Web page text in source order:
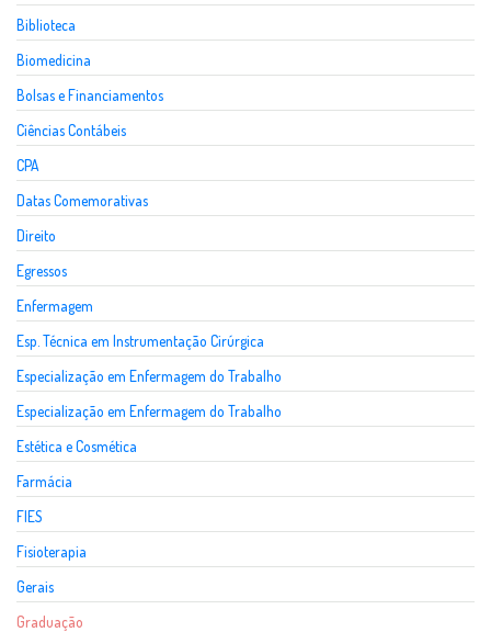
Biblioteca
Biomedicina
Bolsas e Financiamentos
Ciências Contábeis
CPA
Datas Comemorativas
Direito
Egressos
Enfermagem
Esp. Técnica em Instrumentação Cirúrgica
Especialização em Enfermagem do Trabalho
Especialização em Enfermagem do Trabalho
Estética e Cosmética
Farmácia
FIES
Fisioterapia
Gerais
Graduação